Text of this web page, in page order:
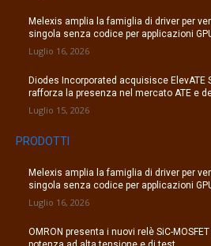
Melexis amplia la famiglia di driver per
singola senza codice per applicazioni
Luglio 16, 2026
Diodes Incorporated acquisisce ElevATE
rafforza la presenza nel mercato ATE e
Luglio 15, 2026
PRODOTTI
Melexis amplia la famiglia di driver per
singola senza codice per applicazioni
Luglio 16, 2026
OMRON presenta i nuovi relè SiC-